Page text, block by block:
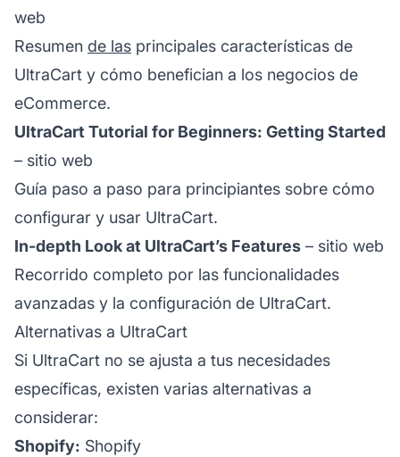
web
Resumen de las principales características de
UltraCart y cómo benefician a los negocios de
eCommerce.
UltraCart Tutorial for Beginners: Getting Started
– sitio web
Guía paso a paso para principiantes sobre cómo
configurar y usar UltraCart.
In-depth Look at UltraCart’s Features – sitio web
Recorrido completo por las funcionalidades
avanzadas y la configuración de UltraCart.
Alternativas a UltraCart
Si UltraCart no se ajusta a tus necesidades
específicas, existen varias alternativas a
considerar:
Shopify: Shopify